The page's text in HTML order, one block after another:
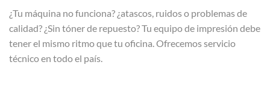
¿Tu máquina no funciona? ¿atascos, ruidos o problemas de
calidad? ¿Sin tóner de repuesto? Tu equipo de impresión debe
tener el mismo ritmo que tu oficina. Ofrecemos servicio
técnico en todo el país.